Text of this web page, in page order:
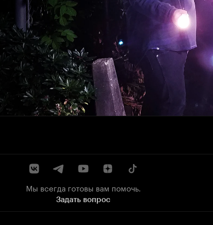
Мы всегда готовы вам помочь.
Задать вопрос